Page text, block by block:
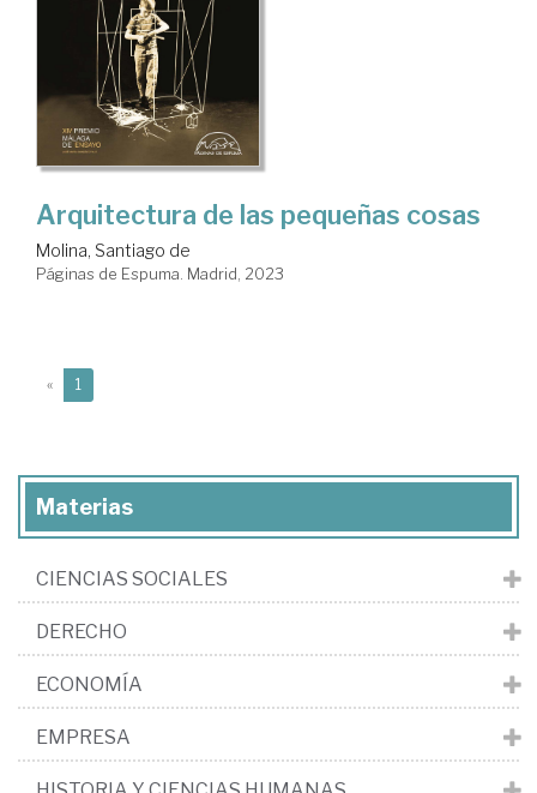
Arquitectura de las pequeñas cosas
Molina, Santiago de
Páginas de Espuma. Madrid, 2023
« 1
Materias
CIENCIAS SOCIALES
DERECHO
ECONOMÍA
EMPRESA